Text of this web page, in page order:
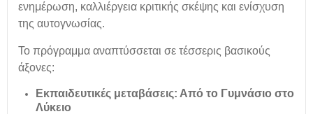
ενημέρωση, καλλιέργεια κριτικής σκέψης και ενίσχυση
της αυτογνωσίας.
Το πρόγραμμα αναπτύσσεται σε τέσσερις βασικούς
άξονες:
Εκπαιδευτικές μεταβάσεις: Από το Γυμνάσιο στο
Λύκειο